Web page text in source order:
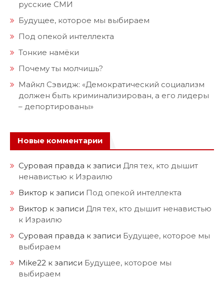
русские СМИ
Будущее, которое мы выбираем
Под опекой интеллекта
Тонкие намёки
Почему ты молчишь?
Майкл Сэвидж: «Демократический социализм
должен быть криминализирован, а его лидеры
– депортированы»
Новые комментарии
Суровая правда к записи Для тех, кто дышит
ненавистью к Израилю
Виктор к записи Под опекой интеллекта
Виктор к записи Для тех, кто дышит ненавистью
к Израилю
Суровая правда к записи Будущее, которое мы
выбираем
Mike22 к записи Будущее, которое мы
выбираем